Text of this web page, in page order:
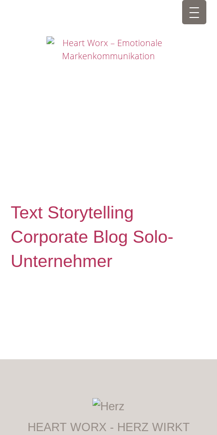
Text Storytelling
Corporate Blog Solo-
Unternehmer
HEART WORX - HERZ WIRKT